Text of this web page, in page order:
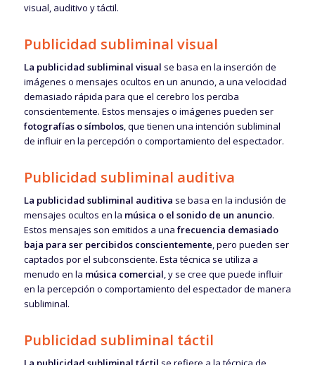
visual, auditivo y táctil.
Publicidad subliminal visual
La publicidad subliminal visual se basa en la inserción de
imágenes o mensajes ocultos en un anuncio, a una velocidad
demasiado rápida para que el cerebro los perciba
conscientemente. Estos mensajes o imágenes pueden ser
fotografías o símbolos, que tienen una intención subliminal
de influir en la percepción o comportamiento del espectador.
Publicidad subliminal auditiva
La publicidad subliminal auditiva se basa en la inclusión de
mensajes ocultos en la música o el sonido de un anuncio.
Estos mensajes son emitidos a una frecuencia demasiado
baja para ser percibidos conscientemente, pero pueden ser
captados por el subconsciente. Esta técnica se utiliza a
menudo en la música comercial, y se cree que puede influir
en la percepción o comportamiento del espectador de manera
subliminal.
Publicidad subliminal táctil